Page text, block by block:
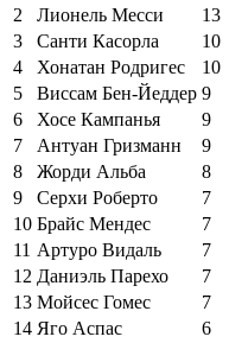
2
Лионель Месси
13
3
Санти Касорла
10
4
Хонатан Родригес
10
5
Виссам Бен-Йеддер 9
6
Хосе Кампанья
9
7
Антуан Гризманн
9
8
Жорди Альба
8
9
Серхи Роберто
7
10 Брайс Мендес
7
11 Артуро Видаль
7
12 Даниэль Парехо
7
13 Мойсес Гомес
7
14 Яго Аспас
6